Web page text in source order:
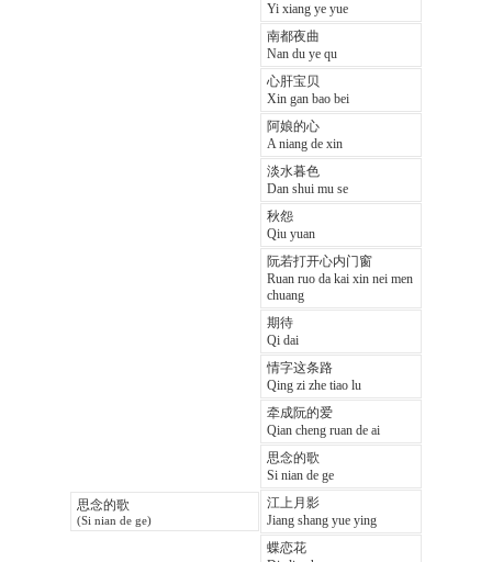
Yi xiang ye yue
南都夜曲
Nan du ye qu
心肝宝贝
Xin gan bao bei
阿娘的心
A niang de xin
淡水暮色
Dan shui mu se
秋怨
Qiu yuan
阮若打开心内门窗
Ruan ruo da kai xin nei men
chuang
期待
Qi dai
情字这条路
Qing zi zhe tiao lu
牵成阮的爱
Qian cheng ruan de ai
思念的歌
Si nian de ge
思念的歌
(Si nian de ge)
江上月影
Jiang shang yue ying
蝶恋花